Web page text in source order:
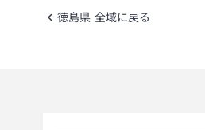
徳島県 全域に戻る